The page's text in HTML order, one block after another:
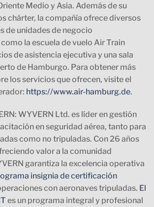
Medio y Asia. Además de su
chárter, la compañía ofrece diversos
de unidades de negocio
la escuela de vuelo Air Train
de asistencia ejecutiva y una sala
de Hamburgo. Para obtener más
los servicios que ofrecen, visite el
https://www.air-hamburg.de.
: WYVERN Ltd. es líder en gestión
en seguridad aérea, tanto para
como no tripuladas. Con 26 años
valor a la comunidad
garantiza la excelencia operativa
insignia de certificación
con aeronaves tripuladas. El
es un programa integral y profesional